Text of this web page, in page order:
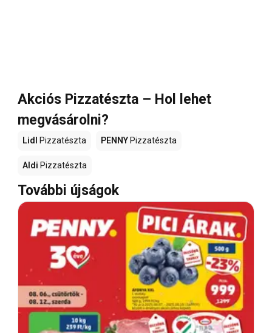
Akciós Pizzatészta – Hol lehet
megvásárolni?
Lidl Pizzatészta PENNY Pizzatészta
Aldi Pizzatészta
További újságok